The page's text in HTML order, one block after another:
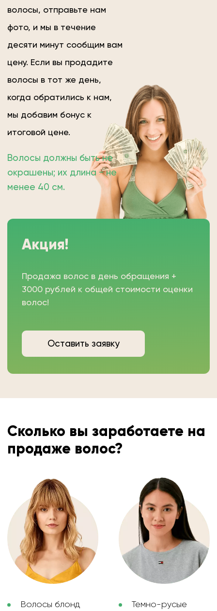
волосы, отправьте нам
фото, и мы в течение
десяти минут сообщим вам
цену. Если вы продадите
волосы в тот же день,
когда обратились к нам,
мы добавим бонус к
итоговой цене.
Волосы должны быть не
окрашены; их длина − не
менее 40 см.
Акция!
Продажа волос в день обращения +
3000 рублей к общей стоимости оценки
волос!
Оставить заявку
Сколько вы заработаете на
продаже волос?
Волосы блонд
Темно-русые